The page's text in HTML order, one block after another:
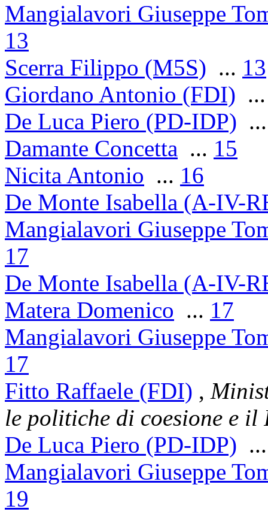
Mangialavori Giuseppe
13
Scerra Filippo (M5S) ... 13
Giordano Antonio (FDI)
De Luca Piero (PD-IDP)
Damante Concetta ... 15
Nicita Antonio ... 16
De Monte Isabella (A-IV-
Mangialavori Giuseppe
17
De Monte Isabella (A-IV-
Matera Domenico ... 17
Mangialavori Giuseppe
17
Fitto Raffaele (FDI) ,
le politiche di coesione e il
De Luca Piero (PD-IDP)
Mangialavori Giuseppe
19